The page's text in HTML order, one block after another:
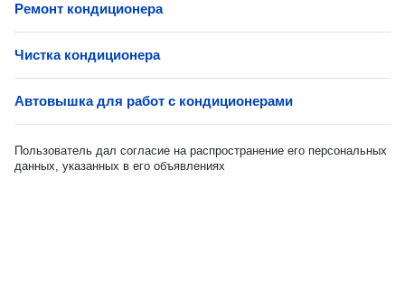
Ремонт кондиционера
Чистка кондиционера
Автовышка для работ с кондиционерами
Пользователь дал согласие на распространение его персональных
данных, указанных в его объявлениях